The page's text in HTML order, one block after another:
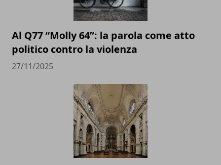
Al Q77 “Molly 64”: la parola come atto
politico contro la violenza
27/11/2025